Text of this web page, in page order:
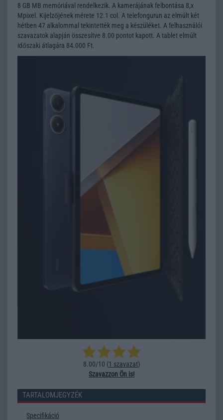
8 GB MB memóriával rendelkezik. A kamerájának felbontása 8,x
Mpixel. Kijelzőjének mérete 12.1 col. A telefongurun az elmúlt két
hétben 47 alkalommal tekintették meg a készüléket. A felhasználói
szavazatok alapján összesítve 8.00 pontot kapott. A tablet elmúlt
időszaki átlagára 84.000 Ft.
8.00/10 (1 szavazat)
Szavazzon Ön is!
TARTALOMJEGYZÉK
Specifikáció